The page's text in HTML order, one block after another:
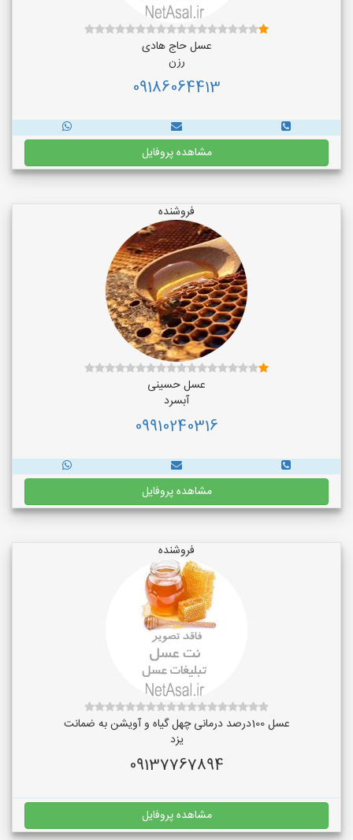
عسل حاج هادی
رزن
09186064413
مشاهده پروفایل
فروشنده
عسل حسینی
آبسرد
09910240316
مشاهده پروفایل
فروشنده
عسل 100درصد درمانی چهل گیاه و آویشن به ضمانت
یزد
09137767894
مشاهده پروفایل